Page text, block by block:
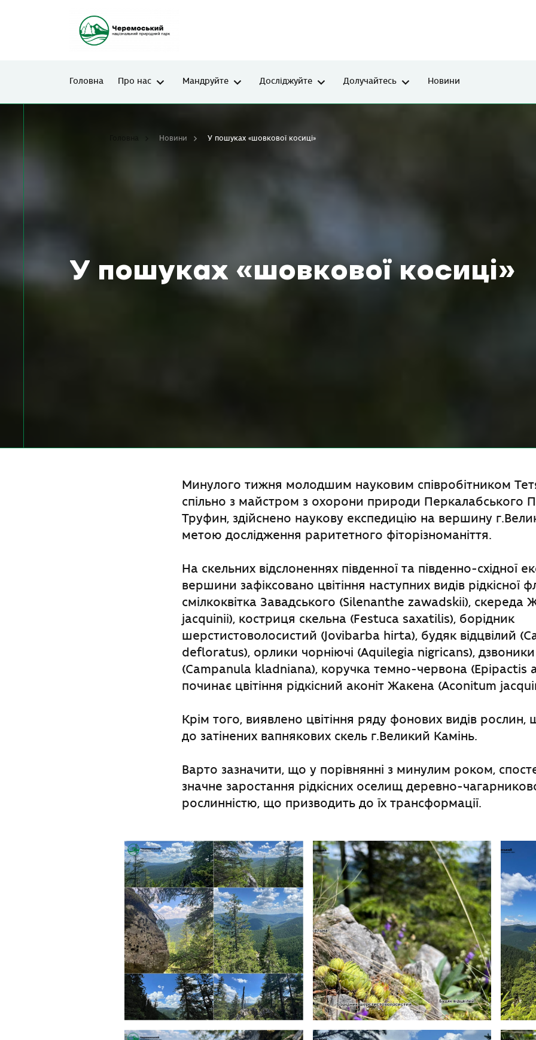
Головна Про нас Мандруйте Досліджуйте Долучайтесь Новини
У пошуках «шовкової косиці»
Новини У пошуках «шовкової косиці»
Минулого тижня молодшим науковим співробітником
спільно з майстром з охорони природи Перкалабського
Труфин, здійснено наукову експедицію на вершину
метою дослідження раритетного фіторізноманіття.
На скельних відслоненнях південної та південно-східної
вершини зафіксовано цвітіння наступних видів рідкісної
смілкоквітка Завадського (Silenanthe zawadskii), скереда
jacquinii), костриця скельна (Festuca saxatilis), борідник
шерстистоволосистий (Jovibarba hirta), будяк відцвілий
defloratus), орлики чорніючі (Aquilegia nigricans),
(Сampanula kladniana), коручка темно-червона (Epipactis
починає цвітіння рідкісний аконіт Жакена (Aconitum
Крім того, виявлено цвітіння ряду фонових видів рослин,
до затінених вапнякових скель г.Великий Камінь.
Варто зазначити, що у порівнянні з минулим роком,
значне заростання рідкісних оселищ деревно-
рослинністю, що призводить до їх трансформації.